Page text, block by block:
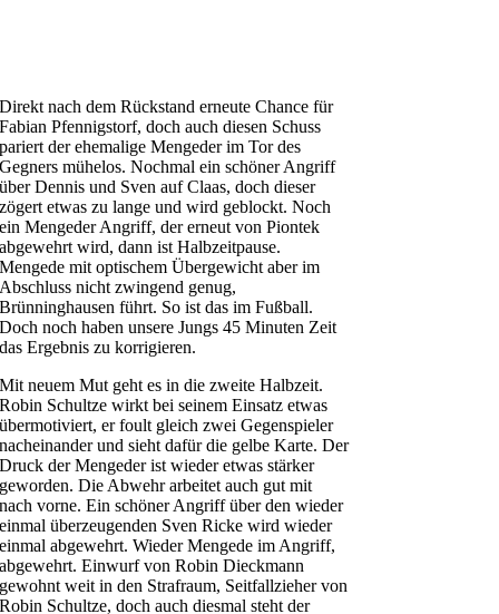
Direkt nach dem Rückstand erneute Chance für
Fabian Pfennigstorf, doch auch diesen Schuss
pariert der ehemalige Mengeder im Tor des
Gegners mühelos. Nochmal ein schöner Angriff
über Dennis und Sven auf Claas, doch dieser
zögert etwas zu lange und wird geblockt. Noch
ein Mengeder Angriff, der erneut von Piontek
abgewehrt wird, dann ist Halbzeitpause.
Mengede mit optischem Übergewicht aber im
Abschluss nicht zwingend genug,
Brünninghausen führt. So ist das im Fußball.
Doch noch haben unsere Jungs 45 Minuten Zeit
das Ergebnis zu korrigieren.
Mit neuem Mut geht es in die zweite Halbzeit.
Robin Schultze wirkt bei seinem Einsatz etwas
übermotiviert, er foult gleich zwei Gegenspieler
nacheinander und sieht dafür die gelbe Karte. Der
Druck der Mengeder ist wieder etwas stärker
geworden. Die Abwehr arbeitet auch gut mit
nach vorne. Ein schöner Angriff über den wieder
einmal überzeugenden Sven Ricke wird wieder
einmal abgewehrt. Wieder Mengede im Angriff,
abgewehrt. Einwurf von Robin Dieckmann
gewohnt weit in den Strafraum, Seitfallzieher von
Robin Schultze, doch auch diesmal steht der